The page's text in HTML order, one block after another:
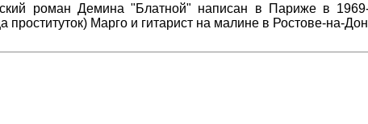
роман Демина "Блатной" написан в Париже в
проституток) Марго и гитарист на малине в Ростове-на-